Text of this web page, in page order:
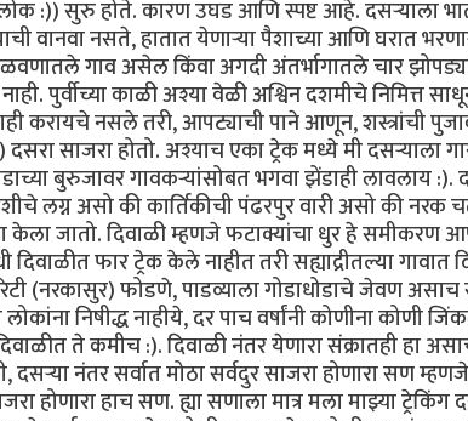
:)) सुरु होते. कारण उघड आणि स्पष्ट आहे. दसर्‍याला
नसते, हातात येणार्‍या पैशाच्या आणि घरात
गाव असेल किंवा अगदी अंतर्भागातले चार
पुर्वीच्या काळी अश्या वेळी अश्विन दशमीचे निमित्त
करायचे नसले तरी, आपट्याची पाने आणून, शस्त्रांची
साजरा होतो. अश्याच एका ट्रेक मध्ये मी दसर्‍याला
बुरुजावर गावकर्‍यांसोबत भगवा झेंडाही लावलाय :).
लग्न असो की कार्तिकीची पंढरपुर वारी असो की नरक
केला जातो. दिवाळी म्हणजे फटाक्यांचा धुर हे समीकरण
फार ट्रेक केले नाहीत तरी सह्याद्रीतल्या गावात
(नरकासुर) फोडणे, पाडव्याला गोडाधोडाचे जेवण
निषीद्ध नाहीये, दर पाच वर्षांनी कोणीना कोणी
ते कमीच :). दिवाळी नंतर येणारा संक्रातही हा
नंतर सर्वात मोठा सर्वदुर साजरा होणारा सण
होणारा हाच सण. ह्या सणाला मात्र मला माझ्या